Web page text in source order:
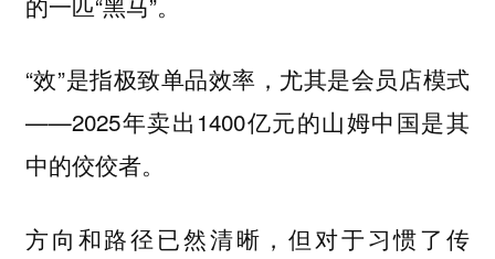
“效”是指极致单品效率，尤其是会员店模式
——2025年卖出1400亿元的山姆中国是其
中的佼佼者。
方向和路径已然清晰，但对于习惯了传